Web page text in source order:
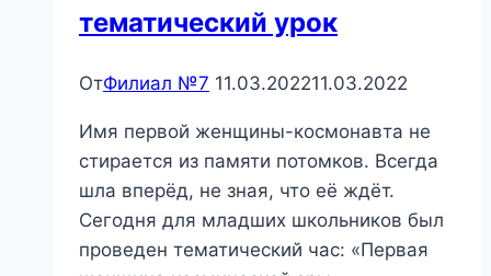
тематический урок
ОтФилиал №7 11.03.202211.03.2022
Имя первой женщины-космонавта не
стирается из памяти потомков. Всегда
шла вперёд, не зная, что её ждёт.
Сегодня для младших школьников был
проведен тематический час: «Первая